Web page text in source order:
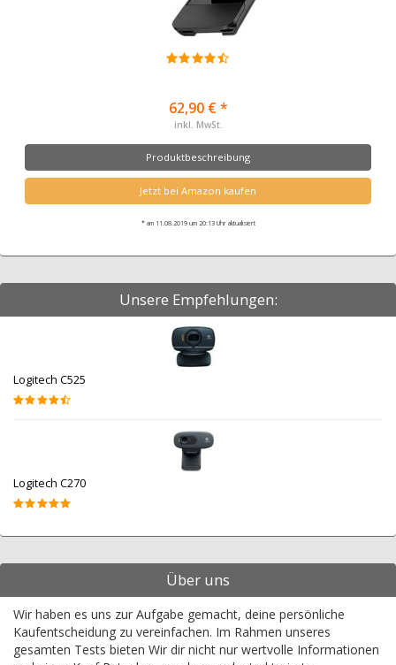
62,90 € *
inkl. MwSt.
Produktbeschreibung
Jetzt bei Amazon kaufen
* am 11.08.2019 um 20:13 Uhr aktualisiert
Unsere Empfehlungen:
Logitech C525
Logitech C270
Über uns
Wir haben es uns zur Aufgabe gemacht, deine persönliche
Kaufentscheidung zu vereinfachen. Im Rahmen unseres
gesamten Tests bieten Wir dir nicht nur wertvolle Informationen